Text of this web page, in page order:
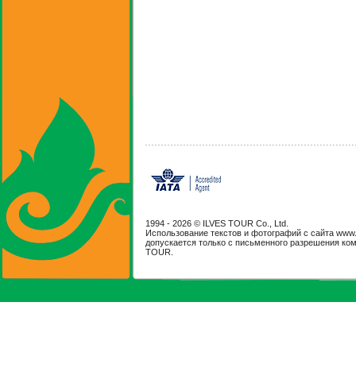
1994 - 2026 © ILVES TOUR Co., Ltd.
Использование текстов и фотографий с сайта
допускается только с письменного разрешения
TOUR.